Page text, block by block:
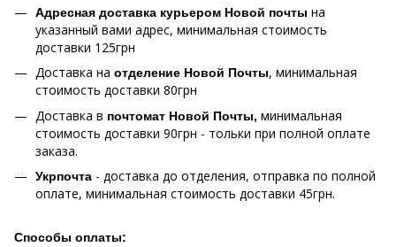
Адресная доставка курьером Новой почты на
указанный вами адрес, минимальная стоимость
доставки 125грн
Доставка на отделение Новой Почты, минимальная
стоимость доставки 80грн
Доставка в почтомат Новой Почты, минимальная
стоимость доставки 90грн - тольки при полной оплате
заказа.
Укрпочта - доставка до отделения, отправка по полной
оплате, минимальная стоимость доставки 45грн.
Способы оплаты: